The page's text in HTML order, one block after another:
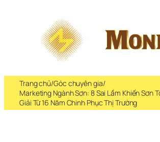
Trang chủ/Góc chuyên gia/
Marketing Ngành Sơn: 8 Sai Lầm Khiến Sơn
Giải Từ 16 Năm Chinh Phục Thị Trường